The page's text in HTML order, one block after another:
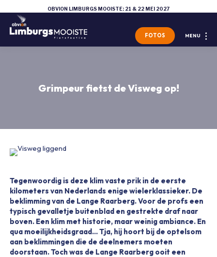
OBVION LIMBURGS MOOISTE: 21 & 22 MEI 2027
MENU
FOTOS
Grimpeur fietst de Visweg op!
Tegenwoordig is deze klim vaste prik in de eerste
kilometers van Nederlands enige wielerklassieker. De
beklimming van de Lange Raarberg. Voor de profs een
typisch gevalletje buitenblad en gestrekte draf naar
boven. Een klim met historie, maar weinig ambiance. En
qua moeilijkheidsgraad… Tja, hij hoort bij de optelsom
aan beklimmingen die de deelnemers moeten
doorstaan. Toch was de Lange Raarberg ooit een